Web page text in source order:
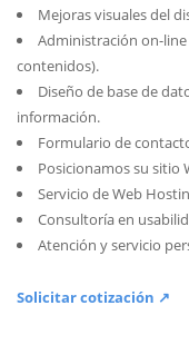
Mejoras visuales del
Administración on-
contenidos).
Diseño de base de
información.
Formulario de
Posicionamos su sitio
Servicio de Web
Consultoría en
Atención y servicio
Solicitar cotización ↗